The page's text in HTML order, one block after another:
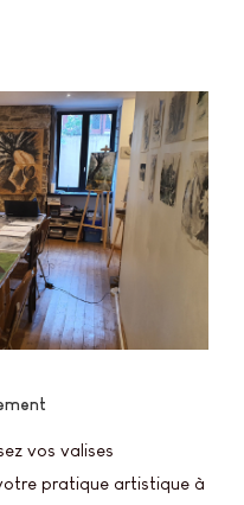
vos valises
pratique artistique à